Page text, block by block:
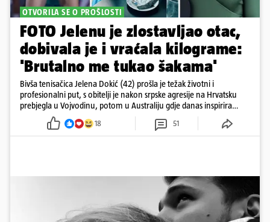
OTVORILA SE O PROŠLOSTI
FOTO Jelenu je zlostavljao otac,
dobivala je i vraćala kilograme:
'Brutalno me tukao šakama'
Bivša tenisačica Jelena Dokić (42) prošla je težak životni i
profesionalni put, s obitelji je nakon srpske agresije na Hrvatsku
prebjegla u Vojvodinu, potom u Australiju gdje danas inspirira
18 51